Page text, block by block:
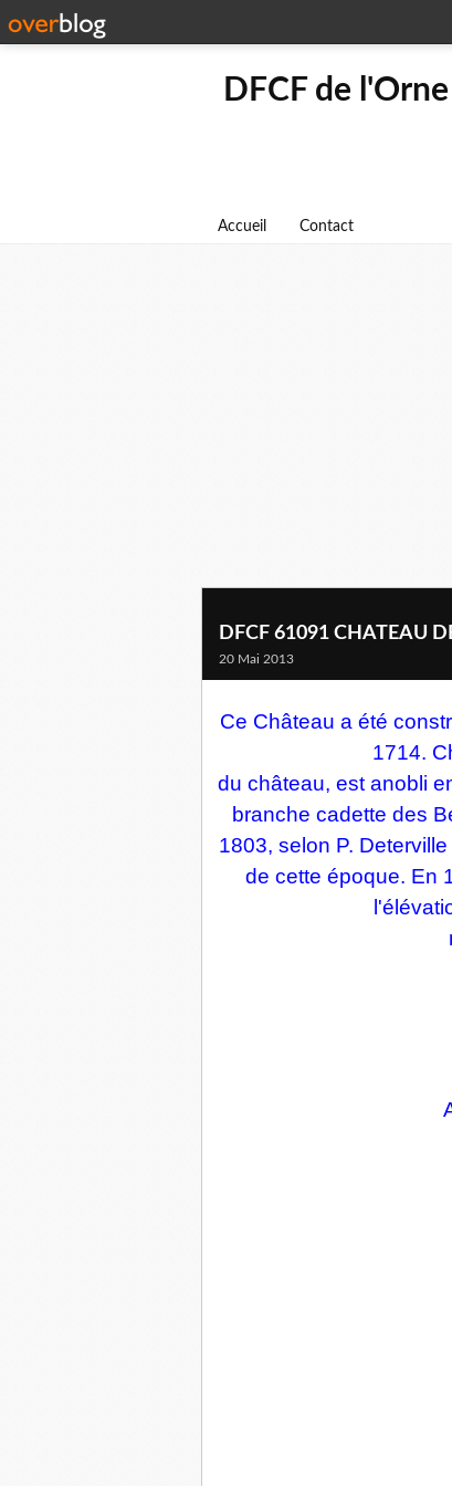
DFCF de l'Orne
Accueil Contact
DFCF 61091 CHATEAU
20 Mai 2013
Ce Château a été
1714.
du château, est anobli
branche cadette des
1803, selon P.
de cette époque. En